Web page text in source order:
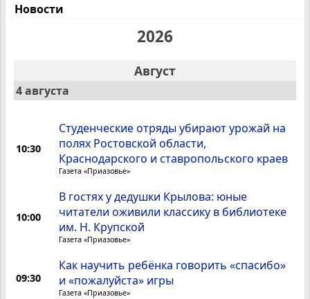
Новости
2026
Август
4 августа
10:30
Студенческие отряды убирают урожай на
полях Ростовской области,
Краснодарского и ставропольского краев
Газета «Приазовье»
10:00
В гостях у дедушки Крылова: юные
читатели оживили классику в библиотеке
им. Н. Крупской
Газета «Приазовье»
09:30
Как научить ребёнка говорить «спасибо»
и «пожалуйста» игры
Газета «Приазовье»